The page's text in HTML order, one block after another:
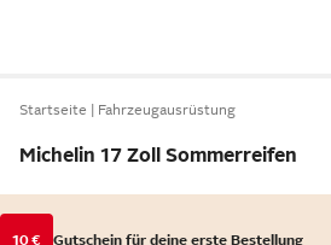
Startseite Fahrzeugausrüstung
Michelin 17 Zoll Sommerreifen
10 € Gutschein für deine erste Bestellung